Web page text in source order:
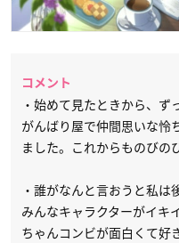
コメント
・始めて見たときから、ず
がんばり屋で仲間思いな怜
ました。これからものびの
・誰がなんと言おうと私は
みんなキャラクターがイキ
ちゃんコンビが面白くて好